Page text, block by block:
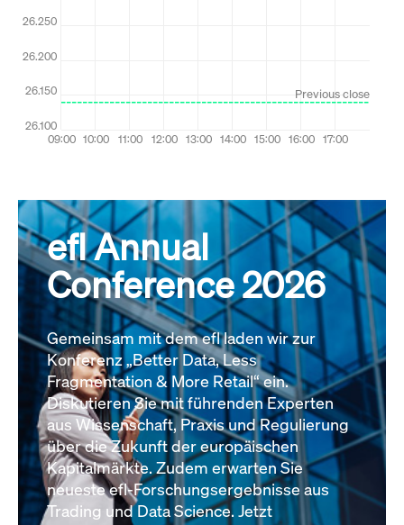
efl Annual
Conference 2026
Gemeinsam mit dem efl laden wir zur
Konferenz „Better Data, Less
Fragmentation & More Retail“ ein.
Diskutieren Sie mit führenden Experten
aus Wissenschaft, Praxis und Regulierung
über die Zukunft der europäischen
Kapitalmärkte. Zudem erwarten Sie
neueste efl-Forschungsergebnisse aus
Trading und Data Science. Jetzt